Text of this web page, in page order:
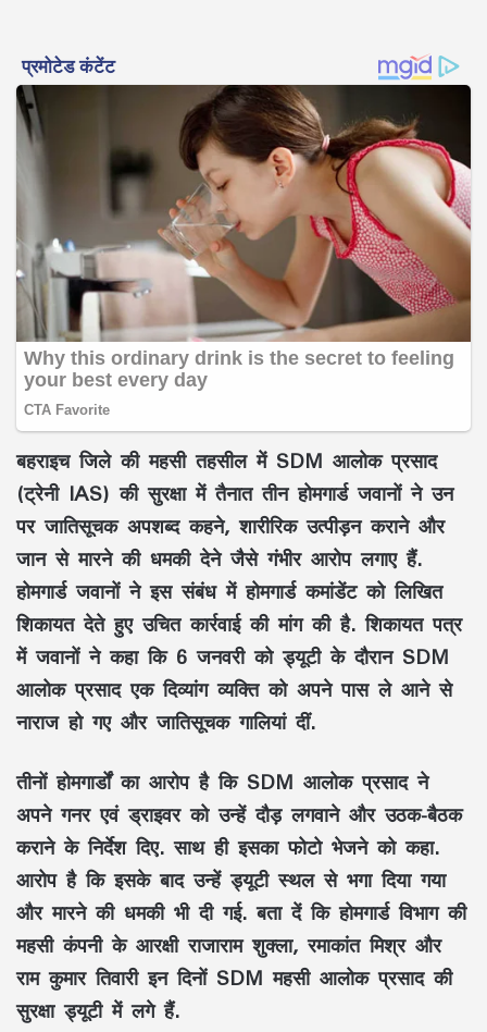
बहराइच जिले की महसी तहसील में SDM आलोक प्रसाद
(ट्रेनी IAS) की सुरक्षा में तैनात तीन होमगार्ड जवानों ने उन
पर जातिसूचक अपशब्द कहने, शारीरिक उत्पीड़न कराने और
जान से मारने की धमकी देने जैसे गंभीर आरोप लगाए हैं.
होमगार्ड जवानों ने इस संबंध में होमगार्ड कमांडेंट को लिखित
शिकायत देते हुए उचित कार्रवाई की मांग की है. शिकायत पत्र
में जवानों ने कहा कि 6 जनवरी को ड्यूटी के दौरान SDM
आलोक प्रसाद एक दिव्यांग व्यक्ति को अपने पास ले आने से
नाराज हो गए और जातिसूचक गालियां दीं.
तीनों होमगार्डों का आरोप है कि SDM आलोक प्रसाद ने
अपने गनर एवं ड्राइवर को उन्हें दौड़ लगवाने और उठक-बैठक
कराने के निर्देश दिए. साथ ही इसका फोटो भेजने को कहा.
आरोप है कि इसके बाद उन्हें ड्यूटी स्थल से भगा दिया गया
और मारने की धमकी भी दी गई. बता दें कि होमगार्ड विभाग की
महसी कंपनी के आरक्षी राजाराम शुक्ला, रमाकांत मिश्र और
राम कुमार तिवारी इन दिनों SDM महसी आलोक प्रसाद की
सुरक्षा ड्यूटी में लगे हैं.